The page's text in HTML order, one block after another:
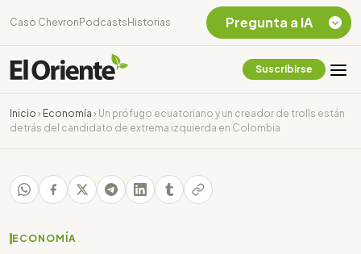
Caso Chevron Podcasts Historias
Suscribirse
Inicio › Economía › Un prófugo ecuatoriano y un creador de trolls están
detrás del candidato de extrema izquierda en Colombia
ECONOMÍA
Pregunta a IA
Chevron Ecuador